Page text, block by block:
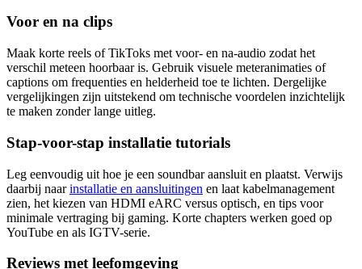
Voor en na clips
Maak korte reels of TikToks met voor‑ en na‑audio zodat het
verschil meteen hoorbaar is. Gebruik visuele meteranimaties of
captions om frequenties en helderheid toe te lichten. Dergelijke
vergelijkingen zijn uitstekend om technische voordelen inzichtelijk
te maken zonder lange uitleg.
Stap-voor-stap installatie tutorials
Leg eenvoudig uit hoe je een soundbar aansluit en plaatst. Verwijs
daarbij naarinstallatie en aansluitingen en laat kabelmanagement
zien, het kiezen van HDMI eARC versus optisch, en tips voor
minimale vertraging bij gaming. Korte chapters werken goed op
YouTube en als IGTV-serie.
Reviews met leefomgeving